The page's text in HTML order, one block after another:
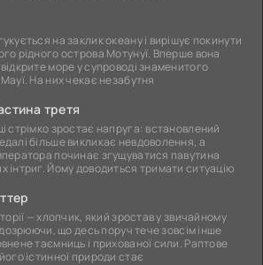
на заклик океану і вирішує покинути
рідного острова Мотунуї. Вперше вона
море у супроводі знаменитого
На них чекає незабутня
третя
стрімко зростає напруга: встановлений
більше викликає невдоволення, а
починає згущуватися павутина
інтриг. Йому доводиться тримати ситуацію
— хлопчик, який зростав у звичайному
що десь поруч тече зовсім інше
таємниць і прихованої сили. Раптове
істинної природи стає